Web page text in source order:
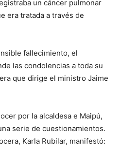
un cáncer pulmonar
era tratada a través de
fallecimiento, el
las condolencias a toda su
que dirige el ministro Jaime
por la alcaldesa e Maipú,
serie de cuestionamientos.
Karla Rubilar, manifestó: